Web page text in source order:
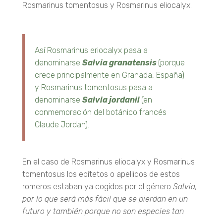
Rosmarinus tomentosus y Rosmarinus eliocalyx.
Así Rosmarinus eriocalyx pasa a
denominarse Salvia granatensis (porque
crece principalmente en Granada, España)
y Rosmarinus tomentosus pasa a
denominarse Salvia jordanii (en
conmemoración del botánico francés
Claude Jordan).
En el caso de Rosmarinus eliocalyx y Rosmarinus
tomentosus los epítetos o apellidos de estos
romeros estaban ya cogidos por el género Salvia,
por lo que será más fácil que se pierdan en un
futuro y también porque no son especies tan